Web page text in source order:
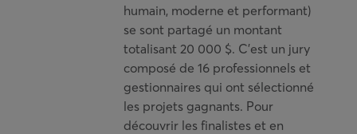
humain, moderne et performant)
se sont partagé un montant
totalisant 20 000 $. C’est un jury
composé de 16 professionnels et
gestionnaires qui ont sélectionné
les projets gagnants. Pour
découvrir les finalistes et en